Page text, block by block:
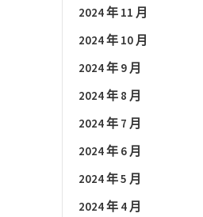
2024 年 11 月
2024 年 10 月
2024 年 9 月
2024 年 8 月
2024 年 7 月
2024 年 6 月
2024 年 5 月
2024 年 4 月